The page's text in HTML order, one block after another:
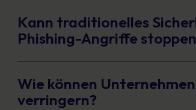
Kann traditionelles
Phishing-Angriffe
Wie können
verringern?